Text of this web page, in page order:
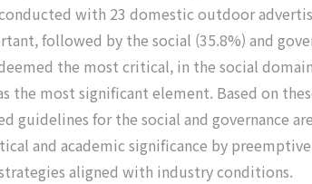
with 23 domestic outdoor
followed by the social (35.8%) and
the most critical, in the social
most significant element. Based on
for the social and governance
and academic significance by
aligned with industry conditions.